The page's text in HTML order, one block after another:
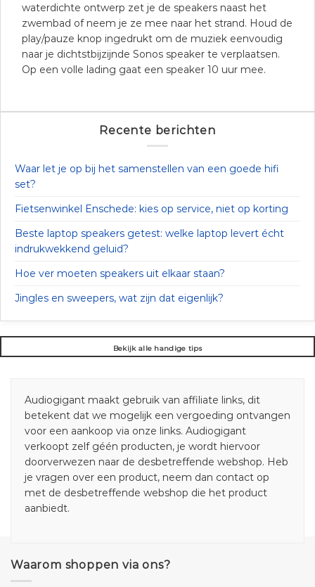
waterdichte ontwerp zet je de speakers naast het
zwembad of neem je ze mee naar het strand. Houd de
play/pauze knop ingedrukt om de muziek eenvoudig
naar je dichtstbijzijnde Sonos speaker te verplaatsen.
Op een volle lading gaat een speaker 10 uur mee.
Recente berichten
Waar let je op bij het samenstellen van een goede hifi
set?
Fietsenwinkel Enschede: kies op service, niet op korting
Beste laptop speakers getest: welke laptop levert écht
indrukwekkend geluid?
Hoe ver moeten speakers uit elkaar staan?
Jingles en sweepers, wat zijn dat eigenlijk?
Bekijk alle handige tips
Audiogigant maakt gebruik van affiliate links, dit
betekent dat we mogelijk een vergoeding ontvangen
voor een aankoop via onze links. Audiogigant
verkoopt zelf géén producten, je wordt hiervoor
doorverwezen naar de desbetreffende webshop. Heb
je vragen over een product, neem dan contact op
met de desbetreffende webshop die het product
aanbiedt.
Waarom shoppen via ons?